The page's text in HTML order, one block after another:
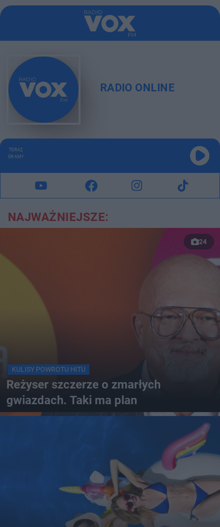
RADIO ONLINE
TERAZ
GRAMY
NAJWAŻNIEJSZE:
24
KULISY POWROTU HITU
Reżyser szczerze o zmarłych
gwiazdach. Taki ma plan